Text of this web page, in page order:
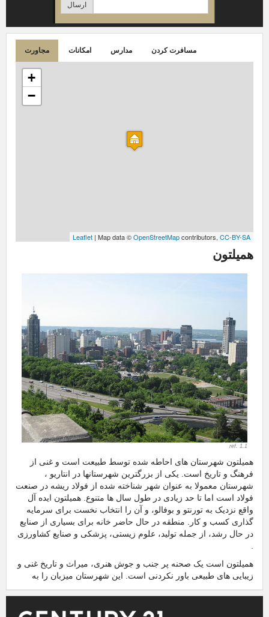
ارسال
مجاورت امکانات مدارس مسافرت کردن
+
−
Leaflet | Map data ©OpenStreetMapcontributors, CC-BY-SA
همیلتون
ref. 1.1
همیلتون شهرستان های احاطه شده توسط طبیعت است و غنی از
فرهنگ و تاریخ است. یکی از بزرگترین شهرستانها در انتاریو ،
شهرستان معمولا به عنوان شهر شناخته شده از فولاد ریشه در صنعت
فولاد است اما تا حد زیادی در طول سال ها متنوع. همیلتون ایده آل
واقع نزدیک به تورنتو و بوفالو، و آن را انتخاب نخست برای سرمایه
گذاری کسب و کار. منطقه در حال حاضر خانه برای بسیاری از صنایع
در حال رشد، از جمله تولید، علوم زیستی، پزشکی و صنایع کشاورزی
همیلتون است یک صحنه پر جنب و جوش هنری، میراث و تاریخ غنی و
زیبایی های طبیعی باور نکردنی است. این شهرستان میزبان را به
مجموعه متنوعی از جاذبه، امکانات رفاهی و رویدادهای است و با
جذب کنسرت و رویدادهای بین المللی شناخته شده ، ارائه طول سال